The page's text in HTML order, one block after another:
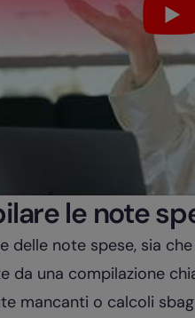
le note
delle note spese, sia
da una compilazione
mancanti o calcoli